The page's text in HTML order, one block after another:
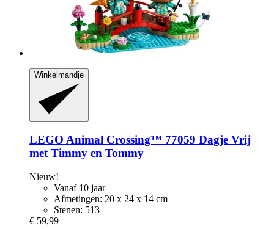
Winkelmandje
LEGO Animal Crossing™ 77059 Dagje Vrij
met Timmy en Tommy
Nieuw!
Vanaf 10 jaar
Afmetingen: 20 x 24 x 14 cm
Stenen: 513
€ 59,99